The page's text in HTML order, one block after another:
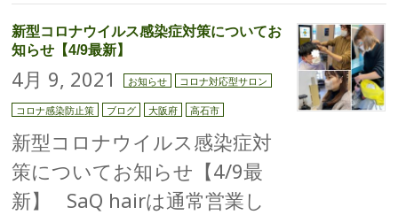
新型コロナウイルス感染症対策についてお
知らせ【4/9最新】
4月 9, 2021 お知らせ コロナ対応型サロン
コロナ感染防止策 ブログ 大阪府 高石市
新型コロナウイルス感染症対
策についてお知らせ【4/9最
新】 SaQ hairは通常営業し